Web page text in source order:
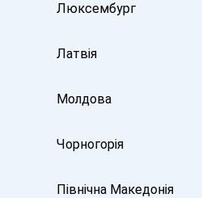
Люксембург
Латвія
Молдова
Чорногорія
Північна Македонія